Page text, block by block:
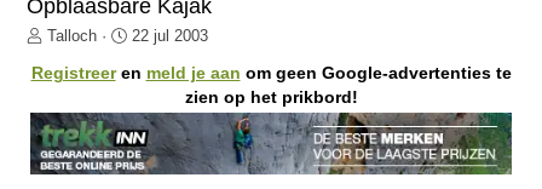
Opblaasbare Kajak
O
d
r
w
e
Talloch
S
a
t
d
a
22 jul 2003
Registreeren meld je aan om geen Google-advertenties te
zien op het prikbord!